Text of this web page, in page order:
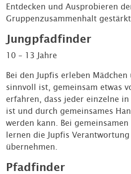
Entdecken und Ausprobieren
Gruppenzusammenhalt
Jungpfadfinder
10 – 13 Jahre
Bei den Jupfis erleben Mädchen
sinnvoll ist, gemeinsam etwas
erfahren, dass jeder einzelne
ist und durch gemeinsames
werden kann. Bei
lernen die Jupfis
übernehmen.
Pfadfinder